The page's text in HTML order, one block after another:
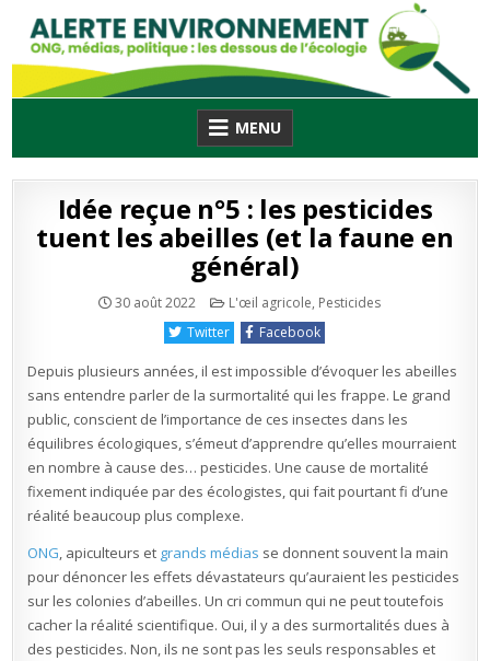
content
MENU
Idée reçue n°5 : les pesticides
tuent les abeilles (et la faune en
général)
30 août 2022 Publié
L'œil agricole, Pesticides
Twitter
Facebook
Depuis plusieurs années, il est impossible d’évoquer les abeilles
sans entendre parler de la surmortalité qui les frappe. Le grand
public, conscient de l’importance de ces insectes dans les
équilibres écologiques, s’émeut d’apprendre qu’elles mourraient
en nombre à cause des… pesticides. Une cause de mortalité
fixement indiquée par des écologistes, qui fait pourtant fi d’une
réalité beaucoup plus complexe.
ONG, apiculteurs et grands médias se donnent souvent la main
pour dénoncer les effets dévastateurs qu’auraient les pesticides
sur les colonies d’abeilles. Un cri commun qui ne peut toutefois
cacher la réalité scientifique. Oui, il y a des surmortalités dues à
des pesticides. Non, ils ne sont pas les seuls responsables et